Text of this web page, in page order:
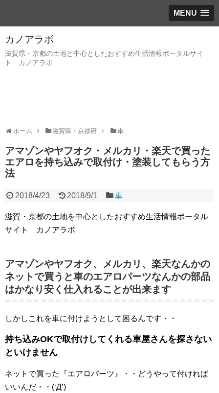
MENU
カノアラボ
滋賀県・京都の土地と中心としたおすすめ生活情報ポータルサイ
ト カノアラボ
ホーム 滋賀県・京都府 車
アマゾンやヤフオク・メルカリ・楽天で買った
エアロを持ち込みで取付け・塗装してもらう方
法
2018/4/23 2018/9/1 車
滋賀・京都の土地を中心としたおすすめ生活情報ポータル
サイト カノアラボ
アマゾンやヤフオク、メルカリ、楽天なんかの
ネットで買うと車のエアロパーツなんかの部品
はかなり安く仕入れることが出来ます
しかしこれを車に付けようとして困るんです・・
持ち込みOKで取付けしてくれる車屋さんを探さない
といけません
ネットで買った『エアロパーツ』・・どうやって付ければ
いいんだ・・(‘Д’)